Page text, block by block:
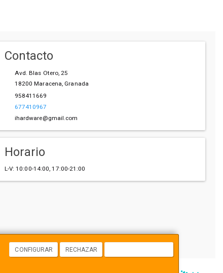
CONFIGURAR RECHAZAR
Contacto
Avd. Blas Otero, 25
18200 Maracena, Granada
958411669
677410967
ihardware@gmail.com
Horario
L-V: 10:00-14:00, 17:00-21:00